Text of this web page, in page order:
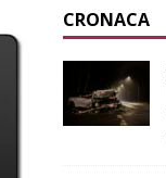
CRONACA